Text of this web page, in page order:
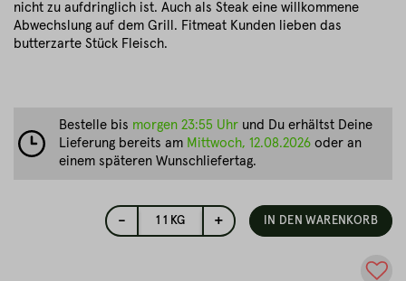
nicht zu aufdringlich ist. Auch als Steak eine willkommene
Abwechslung auf dem Grill. Fitmeat Kunden lieben das
butterzarte Stück Fleisch.
- 1 1 KG + IN DEN WARENKORB
Bestelle bis morgen 23:55 Uhr und Du erhältst Deine
Lieferung bereits am Mittwoch, 12.08.2026 oder an
einem späteren Wunschliefertag.